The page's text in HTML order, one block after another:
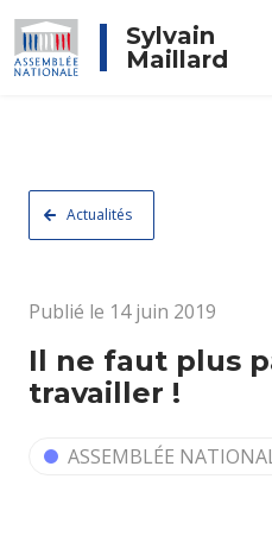
Sylvain
Maillard
Actualités
Publié le 14 juin 2019
Il ne faut plus
travailler !
ASSEMBLÉE